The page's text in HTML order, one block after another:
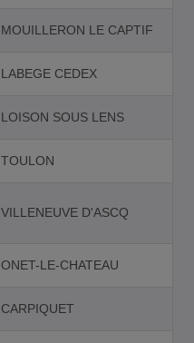
MOUILLERON LE CAPTIF
LABEGE CEDEX
LOISON SOUS LENS
TOULON
VILLENEUVE D'ASCQ
ONET-LE-CHATEAU
CARPIQUET